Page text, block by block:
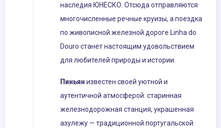
наследия ЮНЕСКО. Отсюда отправляются
многочисленные речные круизы, а поездка
по живописной железной дороге Linha do
Douro станет настоящим удовольствием
для любителей природы и истории.
Пиньян известен своей уютной и
аутентичной атмосферой: старинная
железнодорожная станция, украшенная
азулежу — традиционной португальской